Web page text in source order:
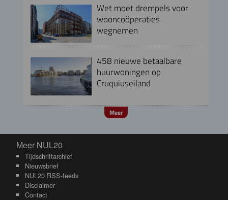
Wet moet drempels voor
wooncoöperaties
wegnemen
458 nieuwe betaalbare
huurwoningen op
Cruquiuseiland
Meer
Meer NUL20
Meer NUL20
Tijdschriftarchief
Nieuwsbrief
NUL20 RSS-feeds
Disclaimer
Contact